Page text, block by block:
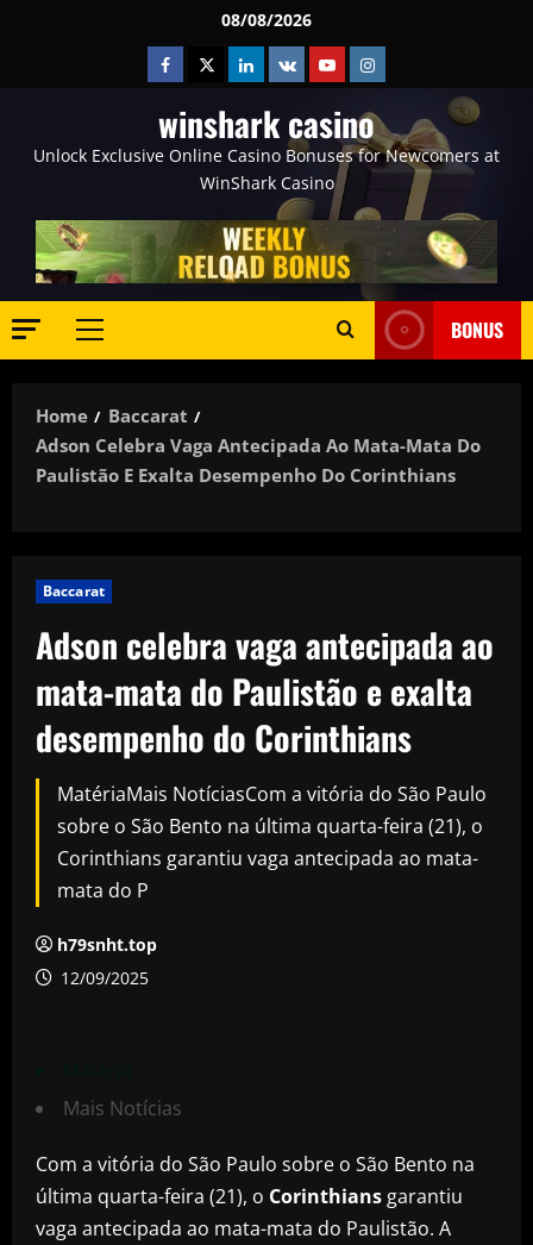
08/08/2026
Facebook
TwitterLinkedin
VK YoutubeInstagram
winshark casino
Unlock Exclusive Online Casino Bonuses for Newcomers at
WinShark Casino
Primary
BONUS
Home
Baccarat
Adson Celebra Vaga Antecipada Ao Mata-Mata Do
Paulistão E Exalta Desempenho Do Corinthians
Baccarat
Adson celebra vaga antecipada ao
mata-mata do Paulistão e exalta
desempenho do Corinthians
MatériaMais NotíciasCom a vitória do São Paulo
sobre o São Bento na última quarta-feira (21), o
Corinthians garantiu vaga antecipada ao mata-
mata do P
h79snht.top
12/09/2025
Mais Notícias
Com a vitória do São Paulo sobre o São Bento na
última quarta-feira (21), o Corinthians garantiu
vaga antecipada ao mata-mata do Paulistão. A